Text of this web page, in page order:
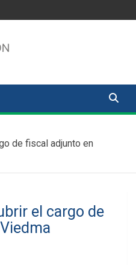
Judicial
de fiscal adjunto en
el cargo de